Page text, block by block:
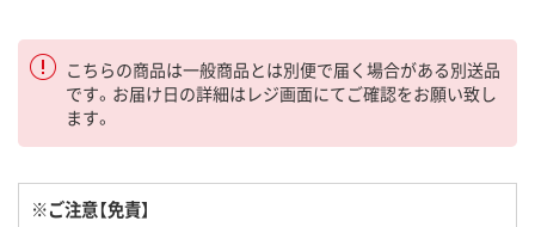
こちらの商品は一般商品とは別便で届く場合がある別送品
です。お届け日の詳細はレジ画面にてご確認をお願い致し
ます。
※ご注意【免責】